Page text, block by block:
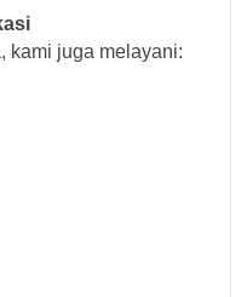
kami juga melayani: